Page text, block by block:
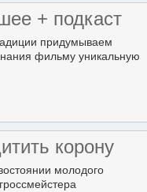
+ подкаст
придумываем
фильму уникальную
корону
молодого